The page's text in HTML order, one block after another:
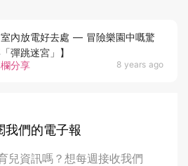
分享 8 years ago
室內放電好去處 — 冒險樂園中嘅驚
彈跳迷宮」】
我們的電子報
兒資訊嗎？想每週接收我們